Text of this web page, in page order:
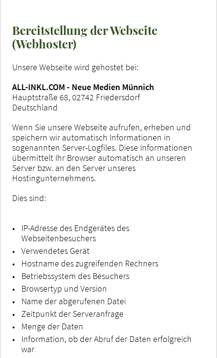
Bereitstellung der Webseite
(Webhoster)
Unsere Webseite wird gehostet bei:
ALL-INKL.COM - Neue Medien Münnich
Hauptstraße 68, 02742 Friedersdorf
Deutschland
Wenn Sie unsere Webseite aufrufen, erheben und
speichern wir automatisch Informationen in
sogenannten Server-Logfiles. Diese Informationen
übermittelt Ihr Browser automatisch an unseren
Server bzw. an den Server unseres
Hostingunternehmens.
Dies sind:
IP-Adresse des Endgerätes des
Webseitenbesuchers
Verwendetes Gerät
Hostname des zugreifenden Rechners
Betriebssystem des Besuchers
Browsertyp und Version
Name der abgerufenen Datei
Zeitpunkt der Serveranfrage
Menge der Daten
Information, ob der Abruf der Daten erfolgreich
war